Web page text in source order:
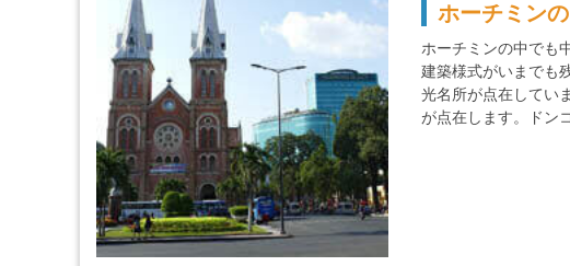
ホーチミン
ホーチミンの中でも
建築様式がいまでも
光名所が点在してい
が点在します。ドン